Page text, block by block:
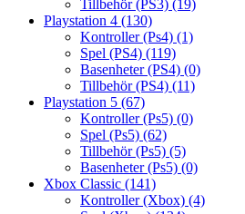
Tillbehör (PS3) (19)
Playstation 4 (130)
Kontroller (Ps4) (1)
Spel (PS4) (119)
Basenheter (PS4) (0)
Tillbehör (PS4) (11)
Playstation 5 (67)
Kontroller (Ps5) (0)
Spel (Ps5) (62)
Tillbehör (Ps5) (5)
Basenheter (Ps5) (0)
Xbox Classic (141)
Kontroller (Xbox) (4)